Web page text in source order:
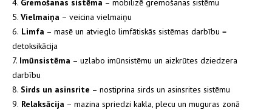
4. Gremošanas sistēma – mobilizē gremošanas sistēmu
5. Vielmaiņa – veicina vielmaiņu
6. Limfa – masē un atvieglo limfātiskās sistēmas darbību =
detoksikācija
7. Imūnsistēma – uzlabo imūnsistēmu un aizkrūtes dziedzera
darbību
8. Sirds un asinsrite – nostiprina sirds un asinsrites sistēmu
9. Relaksācija – mazina spriedzi kakla, plecu un muguras zonā